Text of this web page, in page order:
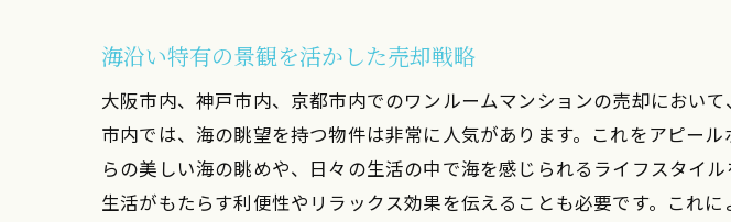
投資価値を高めるためのデ
海沿い特有の景観を活かした売却戦略
大阪市内、神戸市内、京都市内でのワンルームマンションの売却におい
市内では、海の眺望を持つ物件は非常に人気があります。これをアピー
らの美しい海の眺めや、日々の生活の中で海を感じられるライフスタイ
生活がもたらす利便性やリラックス効果を伝えることも必要です。これ